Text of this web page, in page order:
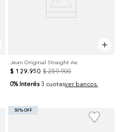
Jean Original Straight Ae
$ 129.950 $ 259.900
0% Interés 3 cuotasver bancos.
50% OFF